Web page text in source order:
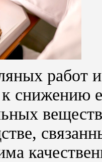
работ
снижению